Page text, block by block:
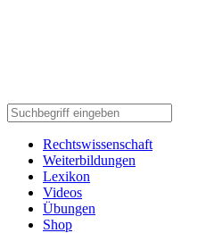
Rechtswissenschaft
Weiterbildungen
Lexikon
Videos
Übungen
Shop